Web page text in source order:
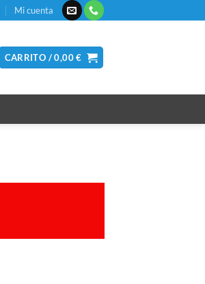
Mi cuenta
CARRITO /0,00€